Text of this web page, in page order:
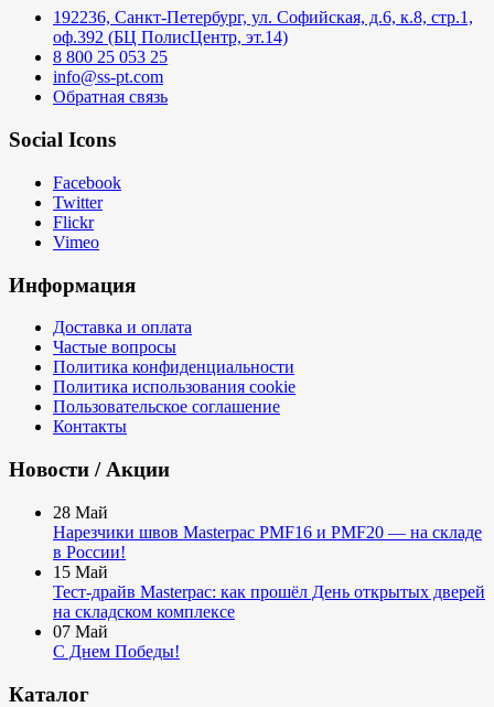
192236, Санкт-Петербург, ул. Софийская, д.6, к.8, стр.1,
оф.392 (БЦ ПолисЦентр, эт.14)
8 800 25 053 25
info@ss-pt.com
Обратная связь
Social Icons
Facebook
Twitter
Flickr
Vimeo
Информация
Доставка и оплата
Частые вопросы
Политика конфиденциальности
Политика использования cookie
Пользовательское соглашение
Контакты
Новости / Акции
28 Май
Нарезчики швов Masterpac PMF16 и PMF20 — на складе
в России!
15 Май
Тест-драйв Masterpac: как прошёл День открытых дверей
на складском комплексе
07 Май
С Днем Победы!
Каталог